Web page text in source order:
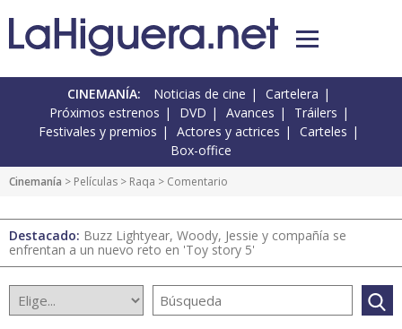
CINEMANÍA: Noticias de cine
Cartelera
Próximos estrenos
DVD Avances
Tráilers
Festivales y premios
Actores y actrices
Carteles
Box-office
Cinemanía > Películas > Raqa > Comentario
Destacado: Buzz Lightyear, Woody, Jessie y compañía se
enfrentan a un nuevo reto en 'Toy story 5'